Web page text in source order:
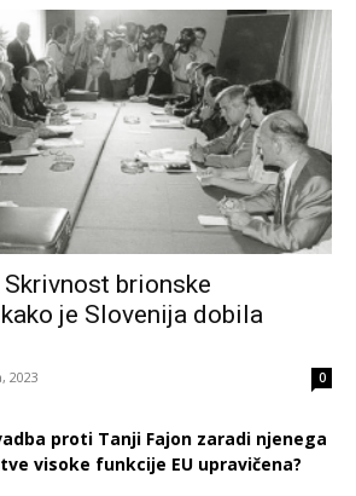
brionske
je Slovenija dobila
2023 0
proti Tanji Fajon zaradi njenega
visoke funkcije EU upravičena?